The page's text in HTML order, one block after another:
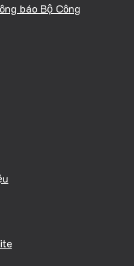
báo Bộ Công